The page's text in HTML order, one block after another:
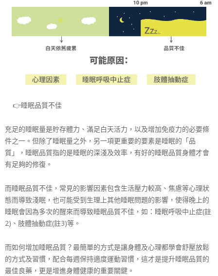
👉睡眠品質不佳
充足的睡眠量是貯存體力、滿足白天活力，以及增加免疫力的必要條
件之一。但除了睡眠量之外，另一項更重要的要素是睡眠的「品
質」，睡眠品質指的是睡眠的深淺及效率，有好的睡眠品質身體才會
有足夠的修復。
而睡眠品質不佳，常見的影響因素包含生活壓力較高、焦慮等心理狀
態而導致淺眠，也可能受到生理上其他睡眠問題的影響，使得晚上的
睡眠會因為多次的醒來而導致睡眠品質不佳，如：睡眠呼吸中止症(註
2)、肢體抽動症(註3)等 。
而如何增加睡眠品質？最簡單的方式是讓身體及心理都學會舒壓放鬆
的方式及習慣，配合每週保持適度運動習慣，這才是提升睡眠品質的
最佳良藥，更是增進身體健康的重要關鍵 。